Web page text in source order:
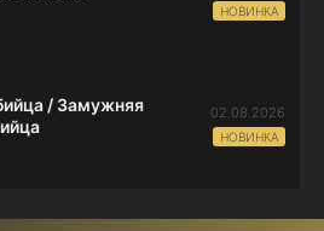
НОВИНКА
/ Замужняя
02.08.2026
НОВИНКА